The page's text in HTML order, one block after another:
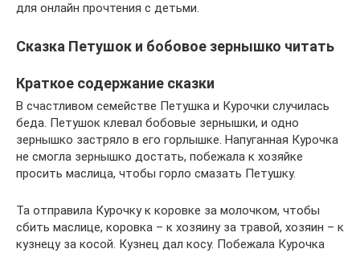
для онлайн прочтения с детьми.
Сказка Петушок и бобовое зернышко читать
Краткое содержание сказки
В счастливом семействе Петушка и Курочки случилась
беда. Петушок клевал бобовые зернышки, и одно
зернышко застряло в его горлышке. Напуганная Курочка
не смогла зернышко достать, побежала к хозяйке
просить маслица, чтобы горло смазать Петушку.
Та отправила Курочку к коровке за молочком, чтобы
сбить маслице, коровка – к хозяину за травой, хозяин – к
кузнецу за косой. Кузнец дал косу. Побежала Курочка